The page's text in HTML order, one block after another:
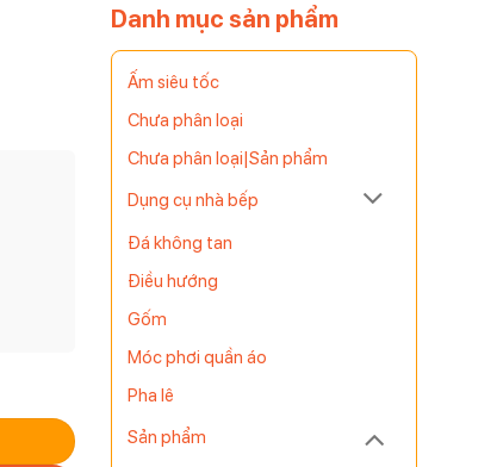
Danh mục sản phẩm
Ấm siêu tốc
Chưa phân loại
Chưa phân loại|Sản phẩm
Dụng cụ nhà bếp
Đá không tan
Điều hướng
Gốm
Móc phơi quần áo
Pha lê
Sản phẩm